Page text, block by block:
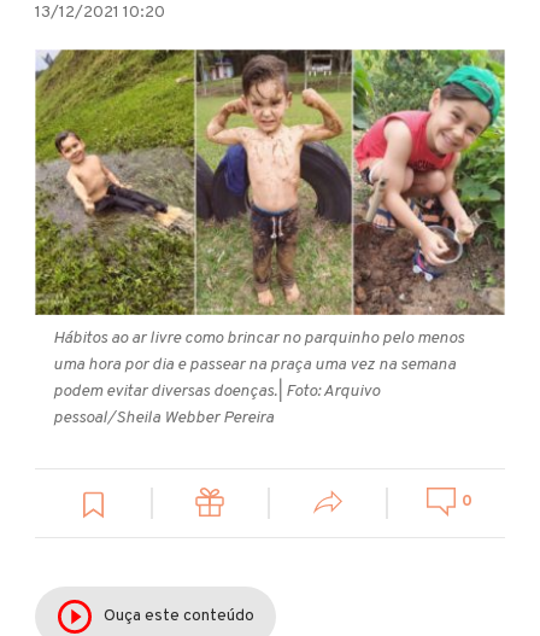
13/12/2021 10:20
Hábitos ao ar livre como brincar no parquinho pelo menos
uma hora por dia e passear na praça uma vez na semana
podem evitar diversas doenças.| Foto: Arquivo
pessoal/Sheila Webber Pereira
0
Ouça este conteúdo